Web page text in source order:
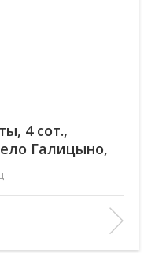
4 сот.,
Галицыно,
2
—